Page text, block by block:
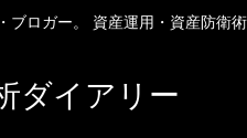
ロガー。 資産運用・資産防衛
ダイアリー